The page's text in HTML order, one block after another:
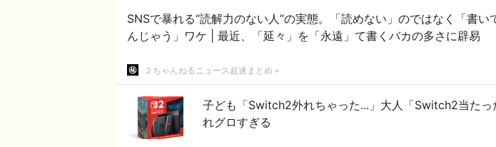
SNSで暴れる“読解力のない人”の実態。「読めない」のではなく「書い
んじゃう」ワケ | 最近、「延々」を「永遠」て書くバカの多さに辟易
２ちゃんねるニュース超速まとめ＋
子ども「Switch2外れちゃった...」大人「Switch2当た
れグロすぎる